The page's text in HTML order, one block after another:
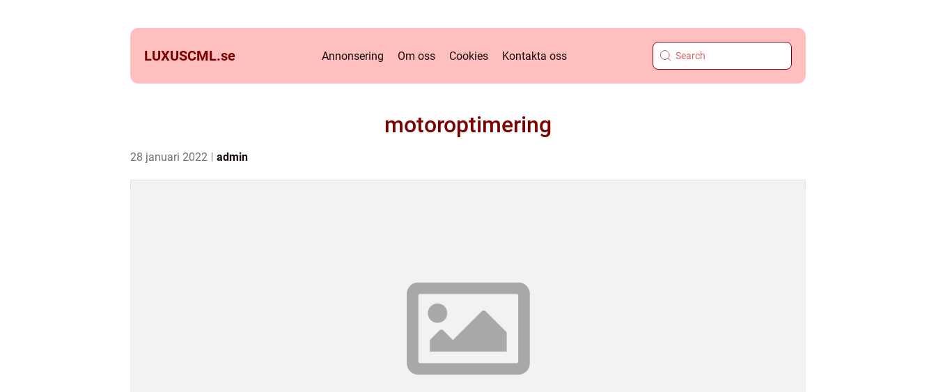
LUXUSCML.se Annonsering Om oss Cookies Kontakta oss
motoroptimering
28 januari 2022 admin